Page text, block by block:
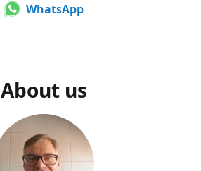
WhatsApp
About us